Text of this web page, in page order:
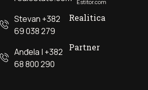
Estitor.com
Realitica
Partner
Stevan +382
69 038 279
Anđela | +382
68 800 290